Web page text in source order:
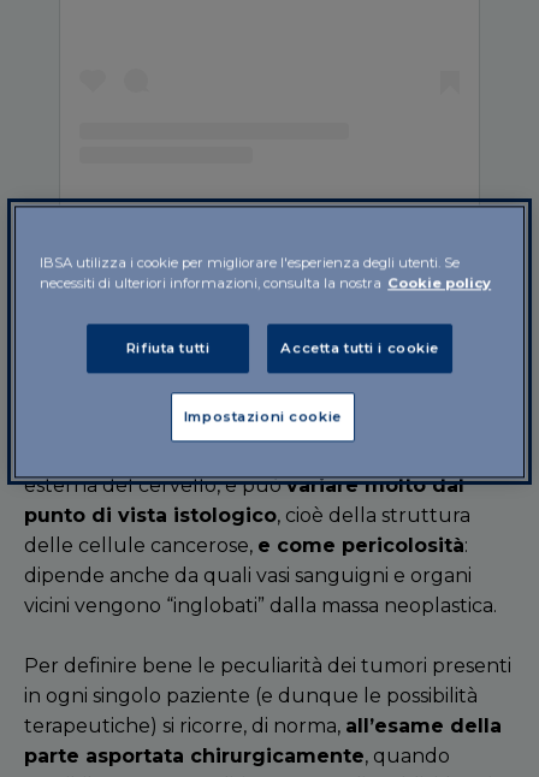
Un post condiviso da IBSA Foundation (@ibsa_foundation)
forme di cancro del cervello) e non è facile da
contrastare. Come dice il nome,si sviluppa nelle
esterna del cervello, e puòvariare molto dal
punto di vista istologico, cioè della struttura
delle cellule cancerose, e come pericolosità:
dipende anche da quali vasi sanguigni e organi
vicini vengono “inglobati” dalla massa neoplastica.
Per definire bene le peculiarità dei tumori presenti
in ogni singolo paziente (e dunque le possibilità
terapeutiche) si ricorre, di norma, all’esame della
parte asportata chirurgicamente, quando
IBSA utilizza i cookie per migliorare l'esperienza degli utenti. Se
necessiti di ulteriori informazioni, consulta la nostra Cookie policy
Rifiuta tutti Accetta tutti i cookie
Impostazioni cookie